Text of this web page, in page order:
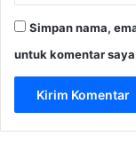
Simpan nama,
untuk komentar